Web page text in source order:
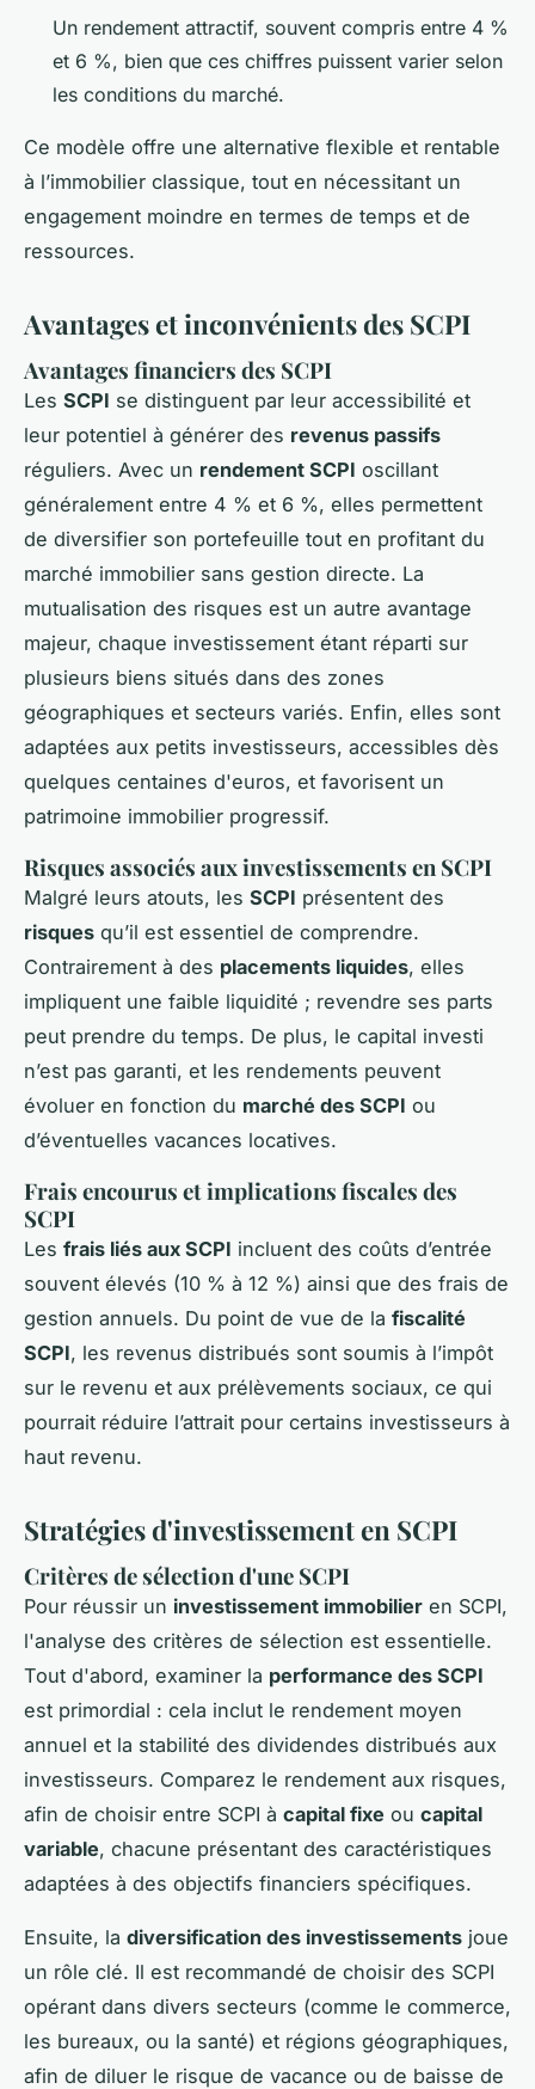
Un rendement attractif, souvent compris entre 4 %
et 6 %, bien que ces chiffres puissent varier selon
les conditions du marché.
Ce modèle offre une alternative flexible et rentable
à l’immobilier classique, tout en nécessitant un
engagement moindre en termes de temps et de
ressources.
Avantages et inconvénients des SCPI
Avantages financiers des SCPI
Les SCPI se distinguent par leur accessibilité et
leur potentiel à générer des revenus passifs
réguliers. Avec un rendement SCPI oscillant
généralement entre 4 % et 6 %, elles permettent
de diversifier son portefeuille tout en profitant du
marché immobilier sans gestion directe. La
mutualisation des risques est un autre avantage
majeur, chaque investissement étant réparti sur
plusieurs biens situés dans des zones
géographiques et secteurs variés. Enfin, elles sont
adaptées aux petits investisseurs, accessibles dès
quelques centaines d'euros, et favorisent un
patrimoine immobilier progressif.
Risques associés aux investissements en SCPI
Malgré leurs atouts, les SCPI présentent des
risques qu’il est essentiel de comprendre.
Contrairement à des placements liquides, elles
impliquent une faible liquidité ; revendre ses parts
peut prendre du temps. De plus, le capital investi
n’est pas garanti, et les rendements peuvent
évoluer en fonction du marché des SCPI ou
d’éventuelles vacances locatives.
Frais encourus et implications fiscales des
SCPI
Les frais liés aux SCPI incluent des coûts d’entrée
souvent élevés (10 % à 12 %) ainsi que des frais de
gestion annuels. Du point de vue de la fiscalité
SCPI, les revenus distribués sont soumis à l’impôt
sur le revenu et aux prélèvements sociaux, ce qui
pourrait réduire l’attrait pour certains investisseurs à
haut revenu.
Stratégies d'investissement en SCPI
Critères de sélection d'une SCPI
Pour réussir un investissement immobilier en SCPI,
l'analyse des critères de sélection est essentielle.
Tout d'abord, examiner la performance des SCPI
est primordial : cela inclut le rendement moyen
annuel et la stabilité des dividendes distribués aux
investisseurs. Comparez le rendement aux risques,
afin de choisir entre SCPI à capital fixe ou capital
variable, chacune présentant des caractéristiques
adaptées à des objectifs financiers spécifiques.
Ensuite, la diversification des investissements joue
un rôle clé. Il est recommandé de choisir des SCPI
opérant dans divers secteurs (comme le commerce,
les bureaux, ou la santé) et régions géographiques,
afin de diluer le risque de vacance ou de baisse de